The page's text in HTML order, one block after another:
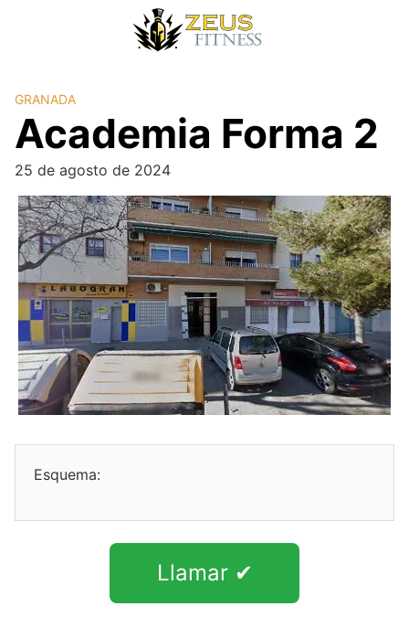
GRANADA
Academia Forma 2
25 de agosto de 2024
Esquema:
Llamar ✔